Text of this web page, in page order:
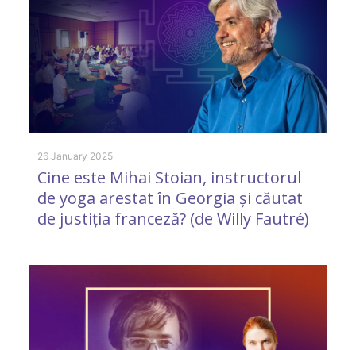
26 January 2025
Cine este Mihai Stoian, instructorul
de yoga arestat în Georgia și căutat
de justiția franceză? (de Willy Fautré)